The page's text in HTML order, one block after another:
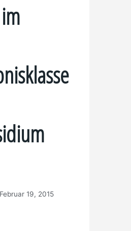
Februar 19, 2015